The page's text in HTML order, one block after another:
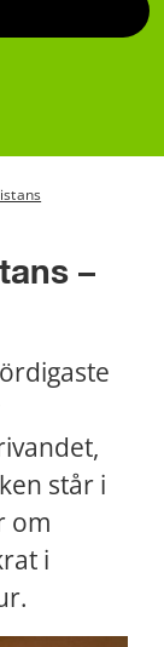
–
står i
om
i